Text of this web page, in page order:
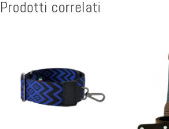
Prodotti correlati